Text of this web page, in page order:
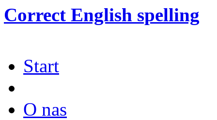
Correct English spelling
Start
O nas